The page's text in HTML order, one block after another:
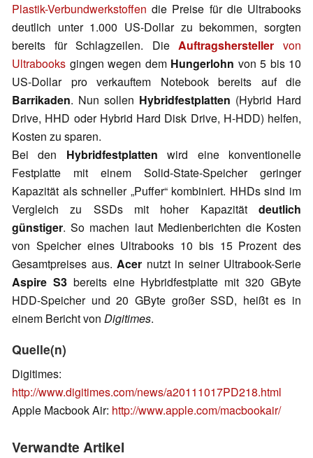
Plastik-Verbundwerkstoffen die Preise für die Ultrabooks
deutlich unter 1.000 US-Dollar zu bekommen, sorgten
bereits für Schlagzeilen. DieAuftragshersteller von
Ultrabooks gingen wegen dem Hungerlohn von 5 bis 10
US-Dollar pro verkauftem Notebook bereits auf die
Barrikaden. Nun sollen Hybridfestplatten (Hybrid Hard
Drive, HHD oder Hybrid Hard Disk Drive, H-HDD) helfen,
Kosten zu sparen.
Bei den Hybridfestplatten wird eine konventionelle
Festplatte mit einem Solid-State-Speicher geringer
Kapazität als schneller „Puffer“ kombiniert. HHDs sind im
Vergleich zu SSDs mit hoher Kapazität deutlich
günstiger. So machen laut Medienberichten die Kosten
von Speicher eines Ultrabooks 10 bis 15 Prozent des
Gesamtpreises aus. Acer nutzt in seiner Ultrabook-Serie
Aspire S3bereits eine Hybridfestplatte mit 320 GByte
HDD-Speicher und 20 GByte großer SSD, heißt es in
einem Bericht von Digitimes.
Quelle(n)
Digitimes:
http://www.digitimes.com/news/a20111017PD218.html
Apple Macbook Air: http://www.apple.com/macbookair/
Verwandte Artikel